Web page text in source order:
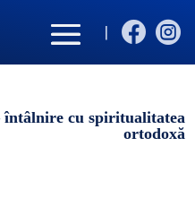
|  
întâlnire cu spiritualitatea
ortodoxă